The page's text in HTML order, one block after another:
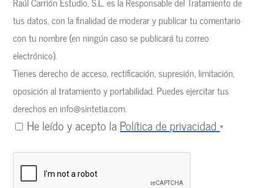
tus datos, con la finalidad de moderar y publicar tu comentario
con tu nombre (en ningún caso se publicará tu correo
electrónico).
Tienes derecho de acceso, rectificación, supresión, limitación,
oposición al tratamiento y portabilidad. Puedes ejercitar tus
derechos en info@sintetia.com.
He leído y acepto la Política de privacidad*